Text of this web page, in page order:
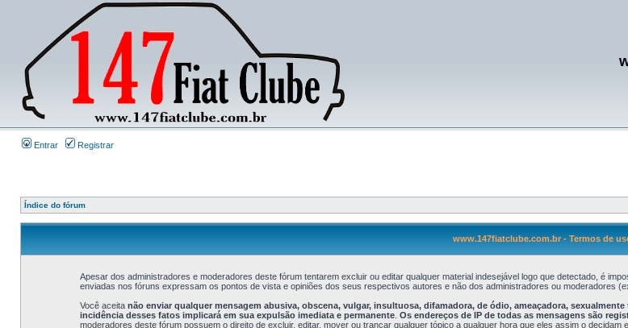
Entrar Registrar
Índice do fórum
www.147fiatclube.com.br - Termos de
Apesar dos administradores e moderadores deste fórum tentarem excluir ou editar qualquer material indesejável logo que detectado, é
enviadas nos fóruns expressam os pontos de vista e opiniões dos seus respectivos autores e não dos administradores ou moderadores
Você aceita não enviar qualquer mensagem abusiva, obscena, vulgar, insultuosa, difamadora, de ódio, ameaçadora,
incidência desses fatos implicará em sua expulsão imediata e permanente. Os endereços de IP de todas as mensagens são
moderadores deste fórum possuem o direito de excluir, editar, mover ou trancar qualquer tópico a qualquer hora que eles assim o